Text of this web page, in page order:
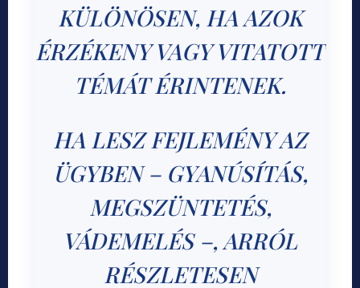
KÜLÖNÖSEN, HA AZOK
ÉRZÉKENY VAGY VITATOTT
TÉMÁT ÉRINTENEK.
HA LESZ FEJLEMÉNY AZ
ÜGYBEN – GYANÚSÍTÁS,
MEGSZÜNTETÉS,
VÁDEMELÉS –, ARRÓL
RÉSZLETESEN